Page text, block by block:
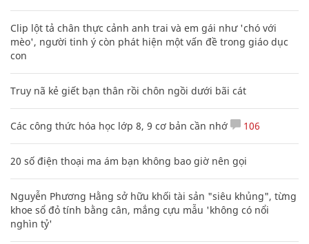
Clip lột tả chân thực cảnh anh trai và em gái như 'chó với
mèo', người tinh ý còn phát hiện một vấn đề trong giáo dục
con
Truy nã kẻ giết bạn thân rồi chôn ngồi dưới bãi cát
Các công thức hóa học lớp 8, 9 cơ bản cần nhớ 106
20 số điện thoại ma ám bạn không bao giờ nên gọi
Nguyễn Phương Hằng sở hữu khối tài sản "siêu khủng", từng
khoe sổ đỏ tính bằng cân, mắng cựu mẫu 'không có nổi
nghìn tỷ'